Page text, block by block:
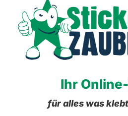
Ihr
für alles was